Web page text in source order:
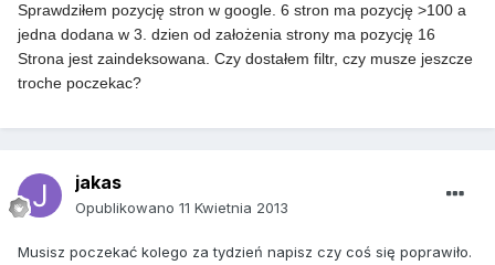
Sprawdziłem pozycję stron w google. 6 stron ma pozycję >100 a
jedna dodana w 3. dzien od założenia strony ma pozycję 16
Strona jest zaindeksowana. Czy dostałem filtr, czy musze jeszcze
troche poczekac?
jakas
Opublikowano 11 Kwietnia 2013
Musisz poczekać kolego za tydzień napisz czy coś się poprawiło.